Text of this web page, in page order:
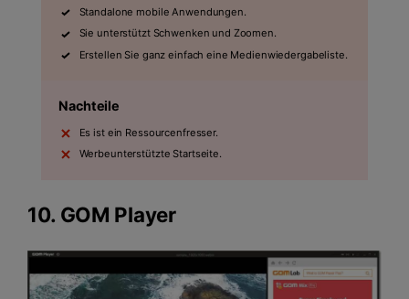
Standalone mobile Anwendungen.
Sie unterstützt Schwenken und Zoomen.
Erstellen Sie ganz einfach eine Medienwiedergabeliste.
Nachteile
Es ist ein Ressourcenfresser.
Werbeunterstützte Startseite.
10. GOM Player